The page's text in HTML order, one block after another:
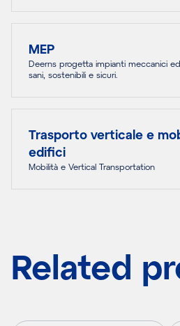
MEP
Deerns progetta impianti meccanici
sani, sostenibili e sicuri.
Trasporto verticale e
edifici
Mobilità e Vertical Transportation
Related